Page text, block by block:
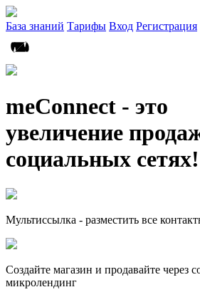
База знаний Тарифы Вход Регистрация
meConnect - это
увеличение
социальных сетях!
Мультиссылка - разместить все
Создайте магазин и продавайте через
микролендинг